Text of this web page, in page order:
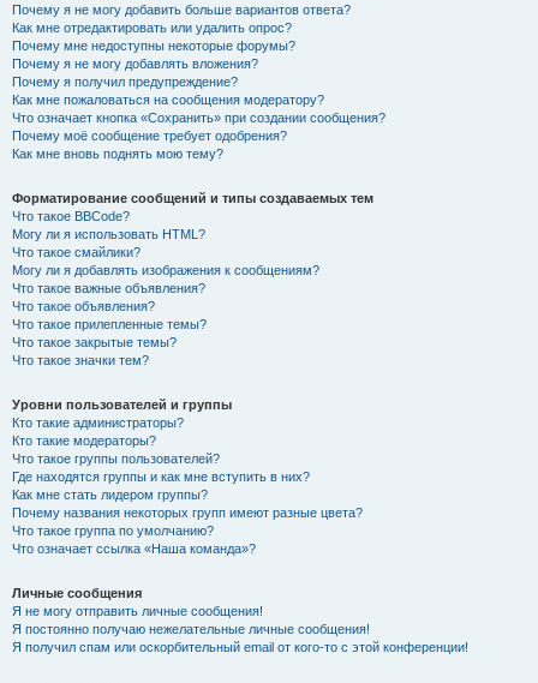
Почему я не могу добавить больше вариантов ответа?
Как мне отредактировать или удалить опрос?
Почему мне недоступны некоторые форумы?
Почему я не могу добавлять вложения?
Почему я получил предупреждение?
Как мне пожаловаться на сообщения модератору?
Что означает кнопка «Сохранить» при создании сообщения?
Почему моё сообщение требует одобрения?
Как мне вновь поднять мою тему?
Форматирование сообщений и типы создаваемых тем
Что такое BBCode?
Могу ли я использовать HTML?
Что такое смайлики?
Могу ли я добавлять изображения к сообщениям?
Что такое важные объявления?
Что такое объявления?
Что такое прилепленные темы?
Что такое закрытые темы?
Что такое значки тем?
Уровни пользователей и группы
Кто такие администраторы?
Кто такие модераторы?
Что такое группы пользователей?
Где находятся группы и как мне вступить в них?
Как мне стать лидером группы?
Почему названия некоторых групп имеют разные цвета?
Что такое группа по умолчанию?
Что означает ссылка «Наша команда»?
Личные сообщения
Я не могу отправить личные сообщения!
Я постоянно получаю нежелательные личные сообщения!
Я получил спам или оскорбительный email от кого-то с этой конференции!